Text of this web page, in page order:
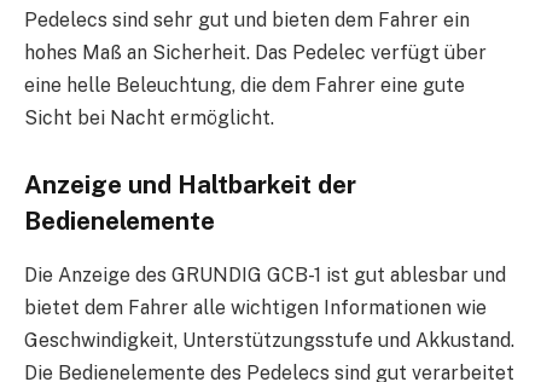
Pedelecs sind sehr gut und bieten dem Fahrer ein
hohes Maß an Sicherheit. Das Pedelec verfügt über
eine helle Beleuchtung, die dem Fahrer eine gute
Sicht bei Nacht ermöglicht.
Anzeige und Haltbarkeit der
Bedienelemente
Die Anzeige des GRUNDIG GCB-1 ist gut ablesbar und
bietet dem Fahrer alle wichtigen Informationen wie
Geschwindigkeit, Unterstützungsstufe und Akkustand.
Die Bedienelemente des Pedelecs sind gut verarbeitet